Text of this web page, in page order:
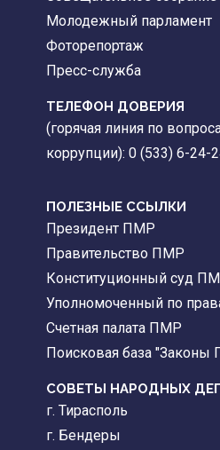
Молодежный парламент
Фоторепортаж
Пресс-служба
ТЕЛЕФОН ДОВЕРИЯ
(горячая линия по
коррупции): 0 (533) 6-24-
ПОЛЕЗНЫЕ ССЫЛКИ
Президент ПМР
Правительство ПМР
Конституционный суд
Уполномоченный по
Счетная палата ПМР
Поисковая база
СОВЕТЫ НАРОДНЫХ
г. Тирасполь
г. Бендеры